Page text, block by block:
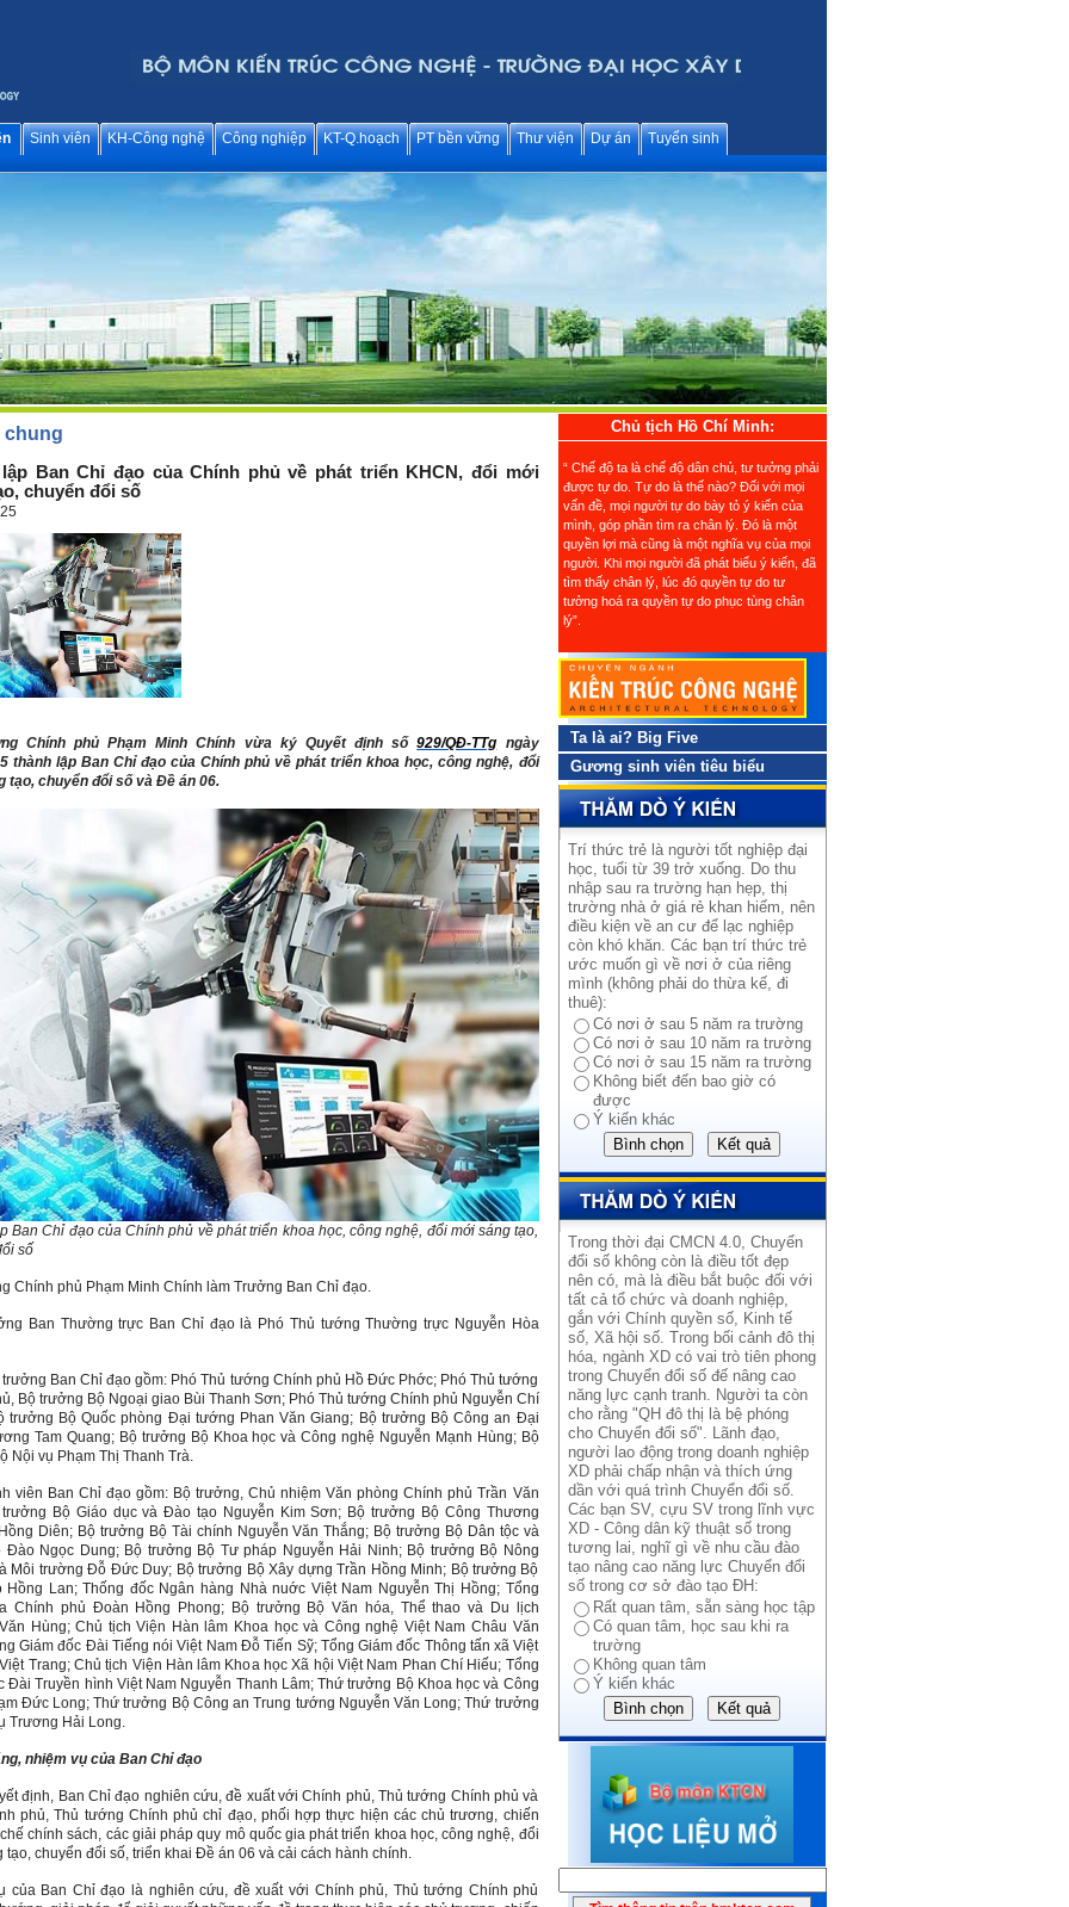
Sinh viên KH-Công nghệ Công nghiệp KT-Q.hoạch PT bền vững Thư viện Dự án Tuyển sinh
chung
lập Ban Chỉ đạo của Chính phủ về phát triển KHCN, đổi mới
chuyển đổi số
Chính phủ Phạm Minh Chính vừa ký Quyết định số929/QĐ-TTg ngày
thành lập Ban Chỉ đạo của Chính phủ về phát triển khoa học, công nghệ, đổi
tạo, chuyển đổi số và Đề án 06.
Ban Chỉ đạo của Chính phủ về phát triển khoa học, công nghệ, đổi mới sáng tạo,
số
Chính phủ Phạm Minh Chính làm Trưởng Ban Chỉ đạo.
Ban Thường trực Ban Chỉ đạo là Phó Thủ tướng Thường trực Nguyễn Hòa
trưởng Ban Chỉ đạo gồm: Phó Thủ tướng Chính phủ Hồ Đức Phớc; Phó Thủ tướng
Bộ trưởng Bộ Ngoại giao Bùi Thanh Sơn; Phó Thủ tướng Chính phủ Nguyễn Chí
trưởng Bộ Quốc phòng Đại tướng Phan Văn Giang; Bộ trưởng Bộ Công an Đại
Tam Quang; Bộ trưởng Bộ Khoa học và Công nghệ Nguyễn Mạnh Hùng; Bộ
Nội vụ Phạm Thị Thanh Trà.
viên Ban Chỉ đạo gồm: Bộ trưởng, Chủ nhiệm Văn phòng Chính phủ Trần Văn
Bộ Giáo dục và Đào tạo Nguyễn Kim Sơn; Bộ trưởng Bộ Công Thương
Diên; Bộ trưởng Bộ Tài chính Nguyễn Văn Thắng; Bộ trưởng Bộ Dân tộc và
Đào Ngọc Dung; Bộ trưởng Bộ Tư pháp Nguyễn Hải Ninh; Bộ trưởng Bộ Nông
Môi trường Đỗ Đức Duy; Bộ trưởng Bộ Xây dựng Trần Hồng Minh; Bộ trưởng Bộ
Hồng Lan; Thống đốc Ngân hàng Nhà nuớc Việt Nam Nguyễn Thị Hồng; Tổng
Chính phủ Đoàn Hồng Phong; Bộ trưởng Bộ Văn hóa, Thể thao và Du lịch
Hùng; Chủ tịch Viện Hàn lâm Khoa học và Công nghệ Việt Nam Châu Văn
Giám đốc Đài Tiếng nói Việt Nam Đỗ Tiến Sỹ; Tổng Giám đốc Thông tấn xã Việt
Trang; Chủ tịch Viện Hàn lâm Khoa học Xã hội Việt Nam Phan Chí Hiếu; Tổng
Đài Truyền hình Việt Nam Nguyễn Thanh Lâm; Thứ trưởng Bộ Khoa học và Công
Đức Long; Thứ trưởng Bộ Công an Trung tướng Nguyễn Văn Long; Thứ trưởng
Trương Hải Long.
nhiệm vụ của Ban Chỉ đạo
định, Ban Chỉ đạo nghiên cứu, đề xuất với Chính phủ, Thủ tướng Chính phủ và
phủ, Thủ tướng Chính phủ chỉ đạo, phối hợp thực hiện các chủ trương, chiến
chính sách, các giải pháp quy mô quốc gia phát triển khoa học, công nghệ, đổi
tạo, chuyển đổi số, triển khai Đề án 06 và cải cách hành chính.
của Ban Chỉ đạo là nghiên cứu, đề xuất với Chính phủ, Thủ tướng Chính phủ
Chủ tịch Hồ Chí Minh:
“ Chế độ ta là chế độ dân chủ, tư tưởng phải
được tự do. Tự do là thế nào? Đối với mọi
vấn đề, mọi người tự do bày tỏ ý kiến của
mình, góp phần tìm ra chân lý. Đó là một
quyền lợi mà cũng là một nghĩa vụ của mọi
người. Khi mọi người đã phát biểu ý kiến, đã
tìm thấy chân lý, lúc đó quyền tự do tư
tưởng hoá ra quyền tự do phục tùng chân
lý”.
Ta là ai? Big Five
Gương sinh viên tiêu biểu
Trí thức trẻ là người tốt nghiệp đại
học, tuổi từ 39 trở xuống. Do thu
nhập sau ra trường hạn hẹp, thị
trường nhà ở giá rẻ khan hiếm, nên
điều kiện về an cư để lạc nghiệp
còn khó khăn. Các bạn trí thức trẻ
ước muốn gì về nơi ở của riêng
mình (không phải do thừa kế, đi
thuê):
Có nơi ở sau 5 năm ra trường
Có nơi ở sau 10 năm ra trường
Có nơi ở sau 15 năm ra trường
Không biết đến bao giờ có
được
Ý kiến khác
Trong thời đại CMCN 4.0, Chuyển
đổi số không còn là điều tốt đẹp
nên có, mà là điều bắt buộc đối với
tất cả tổ chức và doanh nghiệp,
gắn với Chính quyền số, Kinh tế
số, Xã hội số. Trong bối cảnh đô thị
hóa, ngành XD có vai trò tiên phong
trong Chuyển đổi số đế nâng cao
năng lực cạnh tranh. Người ta còn
cho rằng "QH đô thị là bệ phóng
cho Chuyển đổi số". Lãnh đạo,
người lao động trong doanh nghiệp
XD phải chấp nhận và thích ứng
dần với quá trình Chuyển đổi số.
Các bạn SV, cựu SV trong lĩnh vực
XD - Công dân kỹ thuật số trong
tương lai, nghĩ gì về nhu cầu đào
tạo nâng cao năng lực Chuyển đổi
số trong cơ sở đào tạo ĐH:
Rất quan tâm, sẵn sàng học tập
Có quan tâm, học sau khi ra
trường
Không quan tâm
Ý kiến khác